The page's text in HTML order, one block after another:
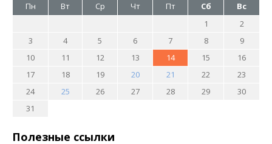
Пн
Вт Ср Чт Пт Сб
Вс
1
2
3
4 5 6 7 8
9
10
11 12 13 14 15
16
17
18 19 20 21 22
23
24
25 26 27 28 29
30
31
Полезные ссылки